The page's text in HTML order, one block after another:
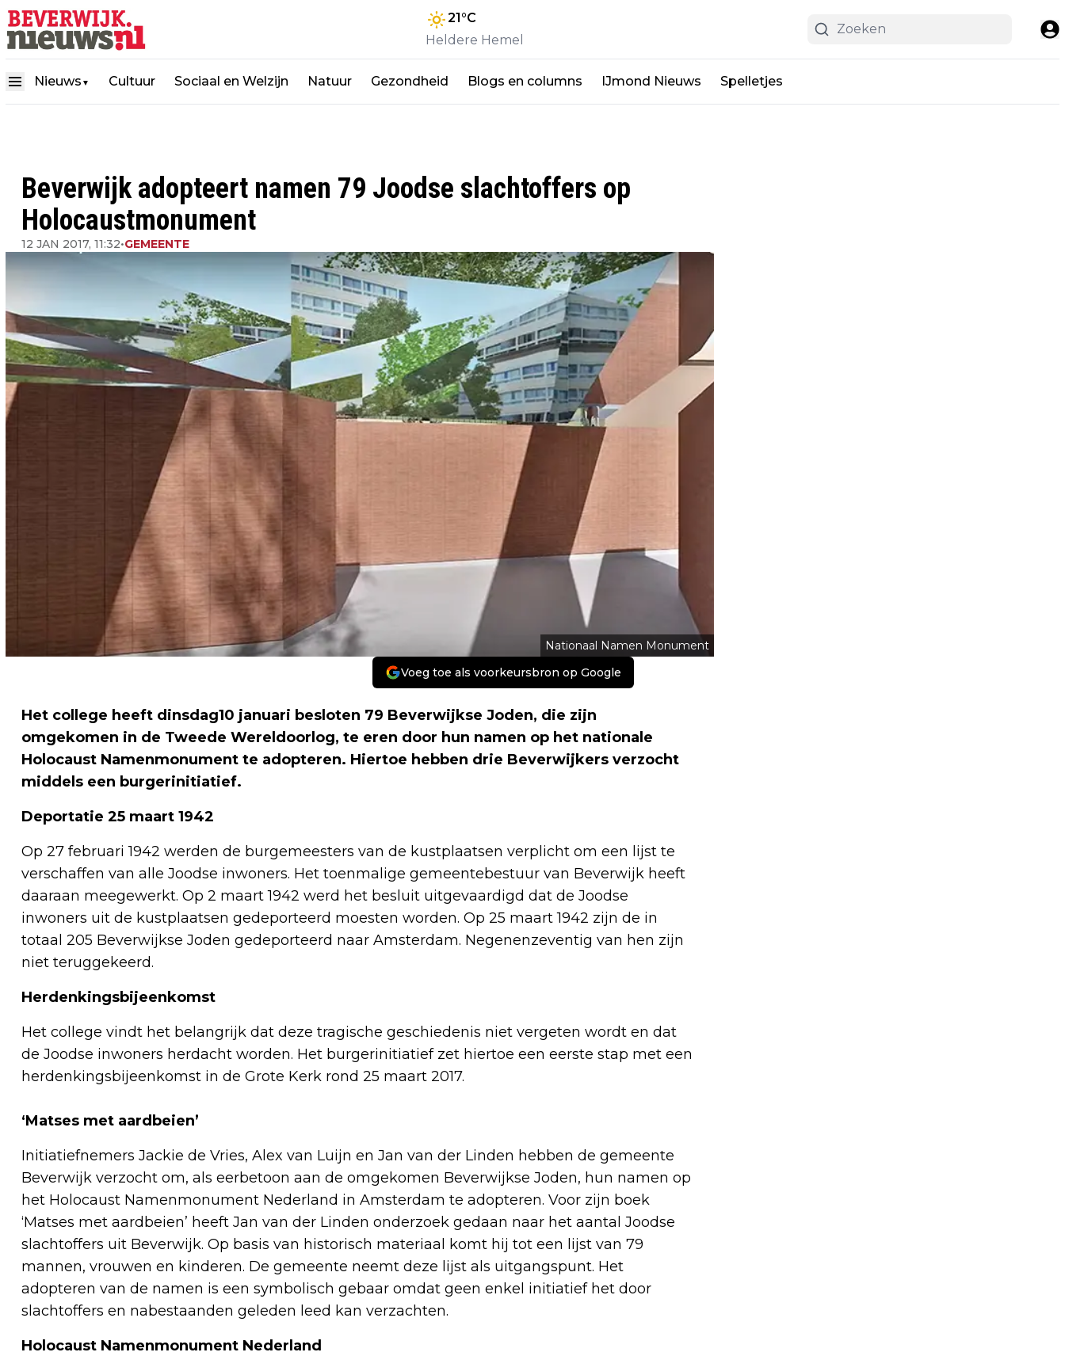
21°C
Heldere Hemel
Nieuws ▼ Cultuur Sociaal en Welzijn Natuur Gezondheid Blogs en columns IJmond Nieuws Spelletjes
Beverwijk adopteert namen 79 Joodse slachtoffers op
Holocaustmonument
12 JAN 2017, 11:32•GEMEENTE
Nationaal Namen Monument
Voeg toe als voorkeursbron op Google
Het college heeft dinsdag10 januari besloten 79 Beverwijkse Joden, die zijn
omgekomen in de Tweede Wereldoorlog, te eren door hun namen op het nationale
Holocaust Namenmonument te adopteren. Hiertoe hebben drie Beverwijkers verzocht
middels een burgerinitiatief.
Deportatie 25 maart 1942
Op 27 februari 1942 werden de burgemeesters van de kustplaatsen verplicht om een lijst te
verschaffen van alle Joodse inwoners. Het toenmalige gemeentebestuur van Beverwijk heeft
daaraan meegewerkt. Op 2 maart 1942 werd het besluit uitgevaardigd dat de Joodse
inwoners uit de kustplaatsen gedeporteerd moesten worden. Op 25 maart 1942 zijn de in
totaal 205 Beverwijkse Joden gedeporteerd naar Amsterdam. Negenenzeventig van hen zijn
niet teruggekeerd.
Herdenkingsbijeenkomst
Het college vindt het belangrijk dat deze tragische geschiedenis niet vergeten wordt en dat
de Joodse inwoners herdacht worden. Het burgerinitiatief zet hiertoe een eerste stap met een
herdenkingsbijeenkomst in de Grote Kerk rond 25 maart 2017.
‘Matses met aardbeien’
Initiatiefnemers Jackie de Vries, Alex van Luijn en Jan van der Linden hebben de gemeente
Beverwijk verzocht om, als eerbetoon aan de omgekomen Beverwijkse Joden, hun namen op
het Holocaust Namenmonument Nederland in Amsterdam te adopteren. Voor zijn boek
‘Matses met aardbeien’ heeft Jan van der Linden onderzoek gedaan naar het aantal Joodse
slachtoffers uit Beverwijk. Op basis van historisch materiaal komt hij tot een lijst van 79
mannen, vrouwen en kinderen. De gemeente neemt deze lijst als uitgangspunt. Het
adopteren van de namen is een symbolisch gebaar omdat geen enkel initiatief het door
slachtoffers en nabestaanden geleden leed kan verzachten.
Holocaust Namenmonument Nederland